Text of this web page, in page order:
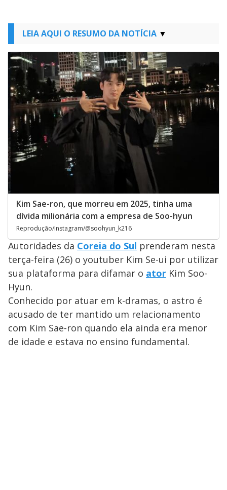
LEIA AQUI O RESUMO DA NOTÍCIA
Kim Sae-ron, que morreu em 2025, tinha uma
dívida milionária com a empresa de Soo-hyun
Reprodução/Instagram/@soohyun_k216
Autoridades da Coreia do Sul prenderam nesta
terça-feira (26) o youtuber Kim Se-ui por utilizar
sua plataforma para difamar o ator Kim Soo-
Hyun.
Conhecido por atuar em k-dramas, o astro é
acusado de ter mantido um relacionamento
com Kim Sae-ron quando ela ainda era menor
de idade e estava no ensino fundamental.